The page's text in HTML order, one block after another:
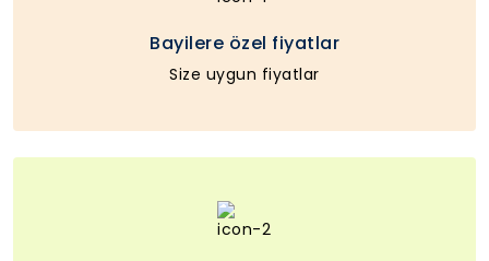
Bayilere özel fiyatlar
Size uygun fiyatlar